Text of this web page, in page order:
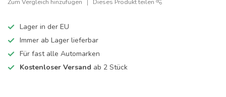
Zum Vergleich hinzufügen Dieses Produkt teilen
Lager in der EU
Immer ab Lager lieferbar
Für fast alle Automarken
Kostenloser Versand ab 2 Stück